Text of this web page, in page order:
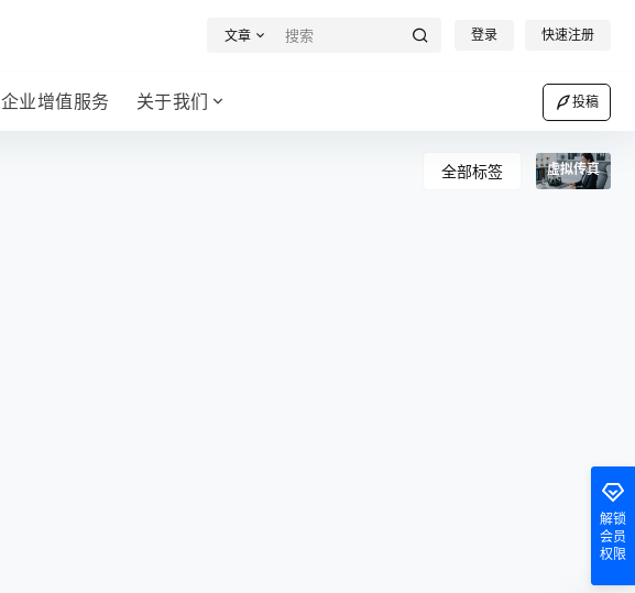
文章 登录 快速注册
企业增值服务 关于我们 投稿
全部标签 虚拟传真
解锁
会员
权限